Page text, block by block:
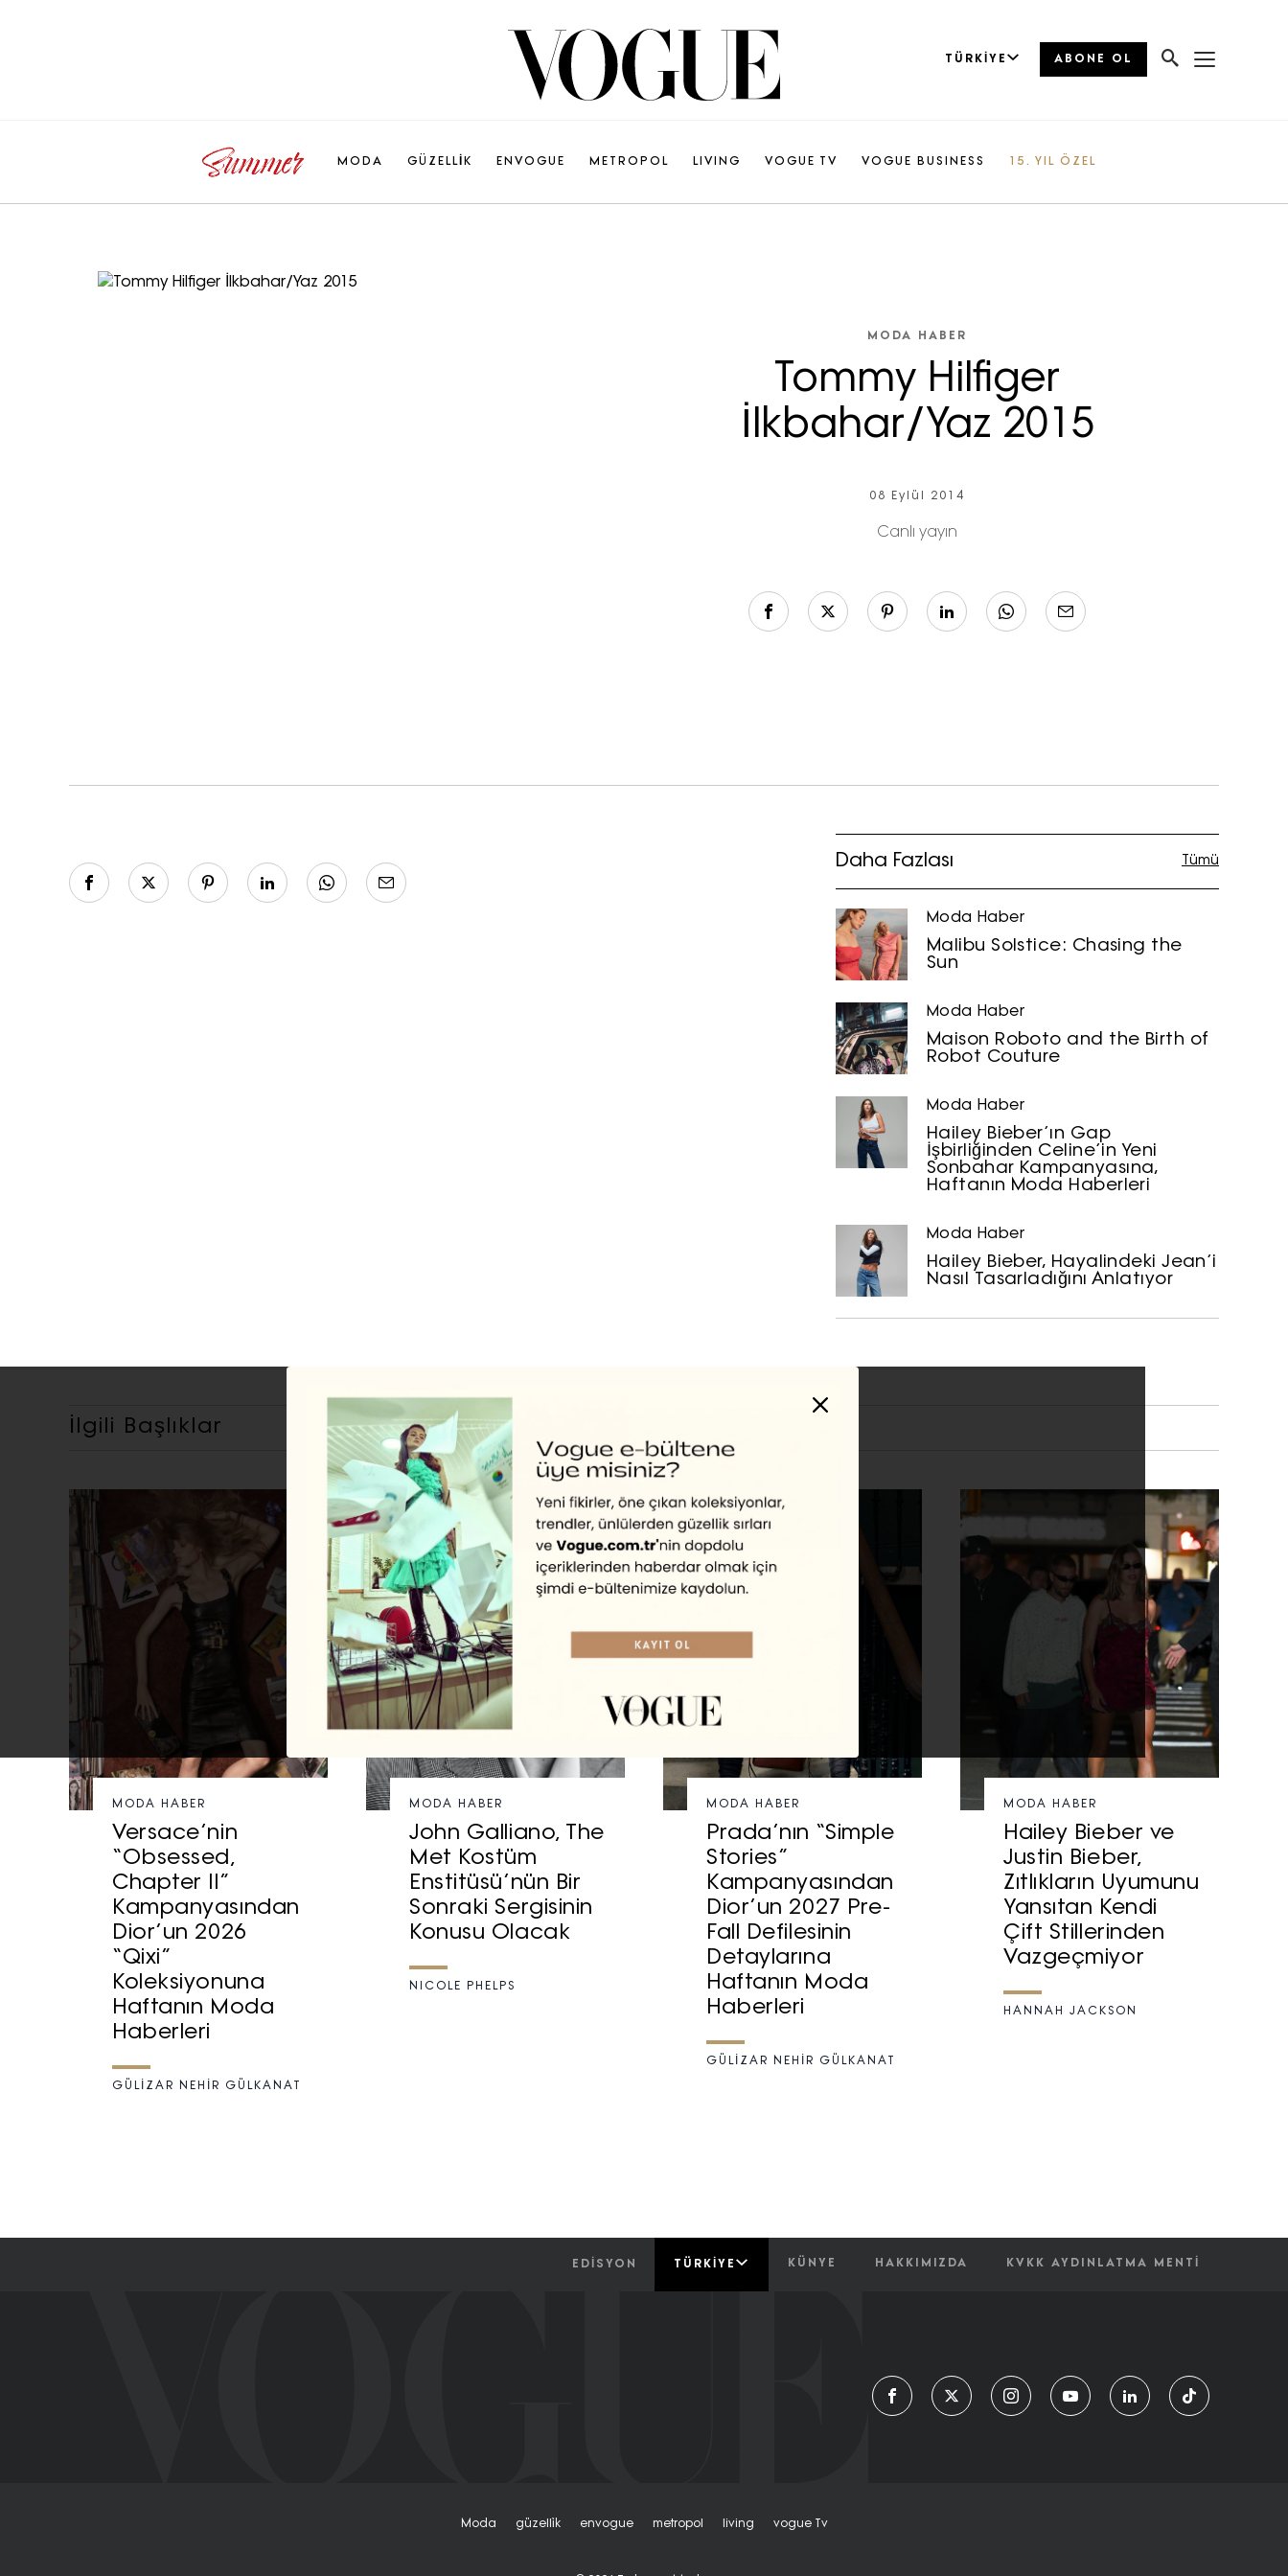
TÜRKIYE ABONE OL
MODA GÜZELLİK ENVOGUE METROPOL LIVING VOGUE TV VOGUE BUSINESS 15. YIL ÖZEL
ve en popüler partilerden haberdar olmak için haftalık e-
https://vogue.com.tr/
internet sitesi üzerinden sunulan
ürün ve hizmetlere ilişkin reklam, tanıtım, pazarlama ve
kutlama/ temenni amaçlı her türlü e-bülten/ ticari
elektronik ileti gönderiminin e-posta yoluyla tarafıma
yapılmasına onay ve bu kapsamda/ amaçla ad/ soyad
ve e-posta adresi verilerimin işlenmesine açık rıza
veriyorum.
MODA HABER
Tommy Hilfiger
İlkbahar/Yaz 2015
08 Eylül 2014
Canlı yayın
Daha Fazlası Tümü
Moda Haber
Malibu Solstice: Chasing the
Sun
Moda Haber
Maison Roboto and the Birth of
Robot Couture
Moda Haber
Hailey Bieber’ın Gap
İşbirliğinden Celine’in Yeni
Sonbahar Kampanyasına,
Haftanın Moda Haberleri
Moda Haber
Hailey Bieber, Hayalindeki Jean’i
Nasıl Tasarladığını Anlatıyor
İlgili Başlıklar
MODA HABER
Versace’nin
“Obsessed,
Chapter II”
Kampanyasından
Dior’un 2026
“Qixi”
Koleksiyonuna
Haftanın Moda
Haberleri
GÜLİZAR NEHİR GÜLKANAT
MODA HABER
John Galliano, The
Met Kostüm
Enstitüsü’nün Bir
Sonraki Sergisinin
Konusu Olacak
NICOLE PHELPS
MODA HABER
Prada’nın “Simple
Stories”
Kampanyasından
Dior’un 2027 Pre-
Fall Defilesinin
Detaylarına
Haftanın Moda
Haberleri
GÜLİZAR NEHİR GÜLKANAT
MODA HABER
Hailey Bieber ve
Justin Bieber,
Zıtlıkların Uyumunu
Yansıtan Kendi
Çift Stillerinden
Vazgeçmiyor
HANNAH JACKSON
EDİSYON TÜRKIYE KÜNYE HAKKIMIZDA KVKK AYDINLATMA MENTI
Moda Güzelli̇k Envogue Metropol Living Vogue Tv